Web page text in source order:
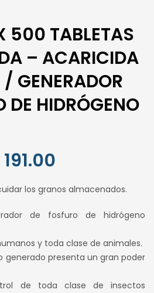
500 TABLETAS
– ACARICIDA
GENERADOR
DE HIDRÓGENO
191.00
actual
es:
los granos almacenados.
de fosfuro de hidrógeno
y toda clase de animales.
generado presenta un gran poder
de toda clase de insectos